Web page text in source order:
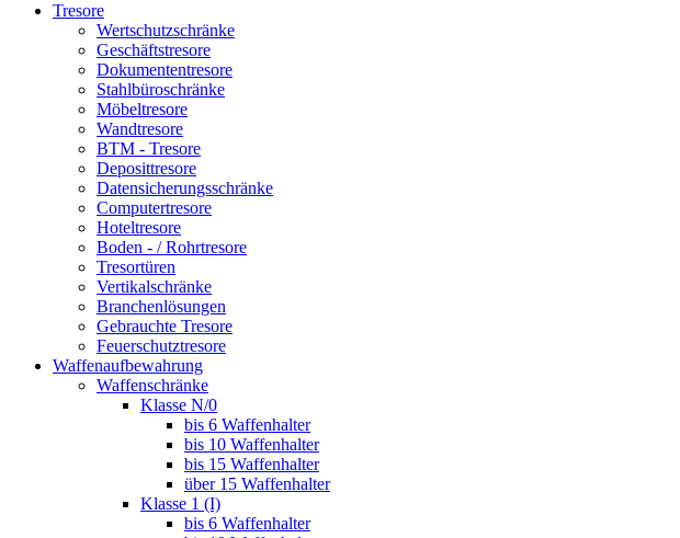
Tresore
Wertschutzschränke
Geschäftstresore
Dokumententresore
Stahlbüroschränke
Möbeltresore
Wandtresore
BTM - Tresore
Deposittresore
Datensicherungsschränke
Computertresore
Hoteltresore
Boden - / Rohrtresore
Tresortüren
Vertikalschränke
Branchenlösungen
Gebrauchte Tresore
Feuerschutztresore
Waffenaufbewahrung
Waffenschränke
Klasse N/0
bis 6 Waffenhalter
bis 10 Waffenhalter
bis 15 Waffenhalter
über 15 Waffenhalter
Klasse 1 (I)
bis 6 Waffenhalter